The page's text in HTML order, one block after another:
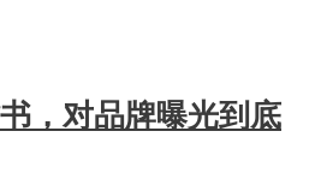
，对品牌曝光到底